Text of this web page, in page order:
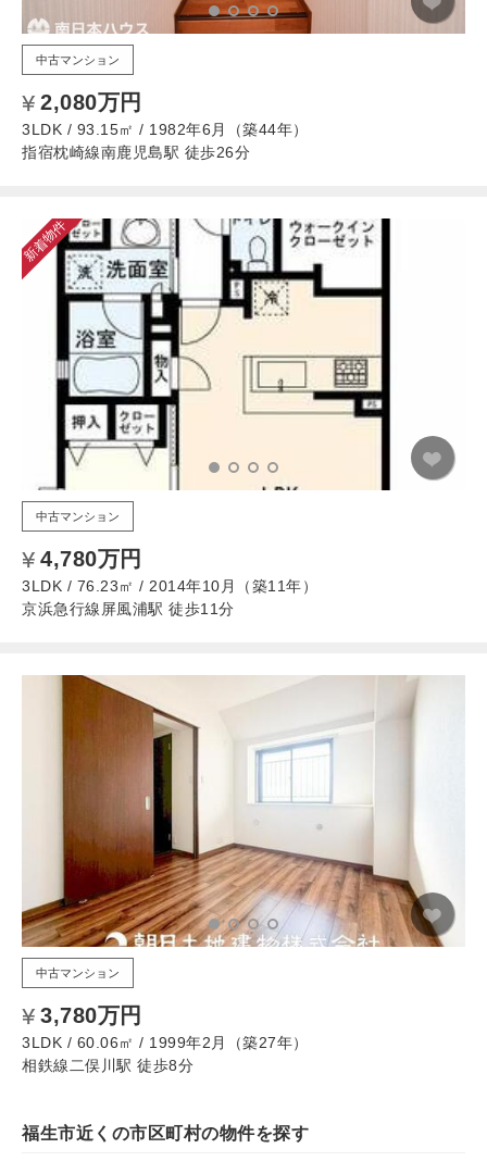
中古マンション
2,080万円
3LDK / 93.15㎡ / 1982年6月（築44年）
指宿枕崎線南鹿児島駅 徒歩26分
新着物件
中古マンション
4,780万円
3LDK / 76.23㎡ / 2014年10月（築11年）
京浜急行線屏風浦駅 徒歩11分
中古マンション
3,780万円
3LDK / 60.06㎡ / 1999年2月（築27年）
相鉄線二俣川駅 徒歩8分
福生市近くの市区町村の物件を探す